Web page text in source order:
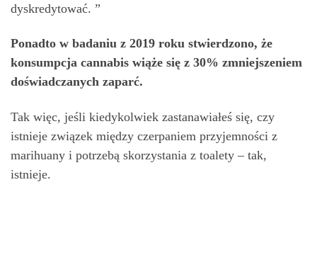
dyskredytować. ”
Ponadto w badaniu z 2019 roku stwierdzono, że
konsumpcja cannabis wiąże się z 30% zmniejszeniem
doświadczanych zaparć.
Tak więc, jeśli kiedykolwiek zastanawiałeś się, czy
istnieje związek między czerpaniem przyjemności z
marihuany i potrzebą skorzystania z toalety – tak,
istnieje.